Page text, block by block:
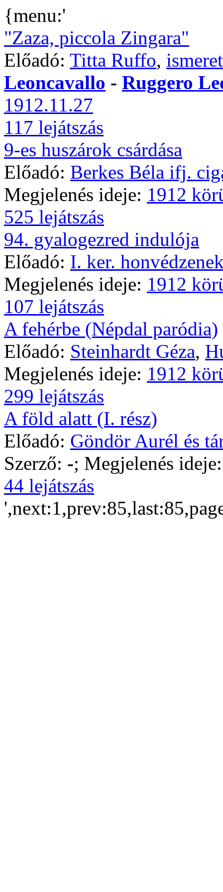
{menu:'
"Zaza, piccola Zingara"
Előadó: Titta Ruffo,
Leoncavallo - Ruggero
1912.11.27
117 lejátszás
9-es huszárok csárdása
Előadó: Berkes Béla ifj.
Megjelenés ideje: 1912
525 lejátszás
94. gyalogezred indulója
Előadó: I. ker.
Megjelenés ideje: 1912
107 lejátszás
A fehérbe (Népdal paródia)
Előadó: Steinhardt Géza,
Megjelenés ideje: 1912
299 lejátszás
A föld alatt (I. rész)
Előadó: Göndör Aurél és
Szerző: -; Megjelenés
44 lejátszás